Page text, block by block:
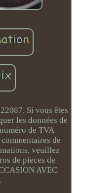
Si vous êtes
les données de
de TVA
de
veuillez
de pieces de
AVEC